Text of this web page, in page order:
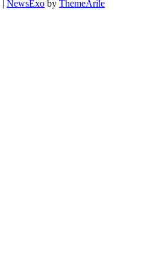
| NewsExo by ThemeArile